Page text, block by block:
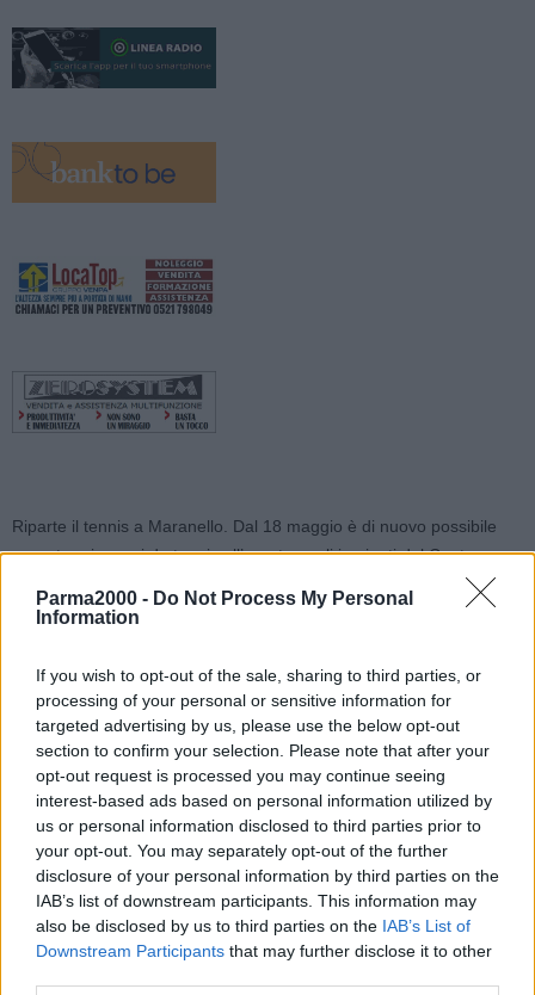
Parma2000 - Do Not Process My Personal
Information
If you wish to opt-out of the sale, sharing to third parties, or
processing of your personal or sensitive information for
targeted advertising by us, please use the below opt-out
section to confirm your selection. Please note that after your
opt-out request is processed you may continue seeing
interest-based ads based on personal information utilized by
us or personal information disclosed to third parties prior to
your opt-out. You may separately opt-out of the further
disclosure of your personal information by third parties on the
IAB’s list of downstream participants. This information may
also be disclosed by us to third parties on the IAB’s List of
Downstream Participants that may further disclose it to other
Riparte il tennis a Maranello. Dal 18 maggio è di nuovo possibile
prenotare i campi da tennis all’aperto negli impianti del Centro
Sportivo di Maranello in via Fornace e alla Polisportiva di Pozza in
via Ponchielli. L’Associazione Maranello Sport, in accordo con
con le ultime disposizioni a tutela della salute degli utenti. E’ quindi
possibile giocare sui campi all’aperto nel rispetto delle condizioni di
sicurezza, a partire dalla prenotazione che si effettuerà
esclusivamente on-line.
Per il Centro Sportivo di Maranello l’accesso ai campi sarà da via
Dino Ferrari dal cancello di fianco alla palestra e l’uscita dalla parte
del Ferrari Store: per gli impianti di Pozza l’accesso ai campi dovrà
avvenire da via Ponchielli 35, dall’entrata principale, l’uscita è dalla
parte opposta attraverso il cancelletto che immette nel parcheggio
verso via Ponchielli. Si potrà rimanere solo il tempo necessario per
fare attività, arrivando pochi minuti prima dell’inizio, già con